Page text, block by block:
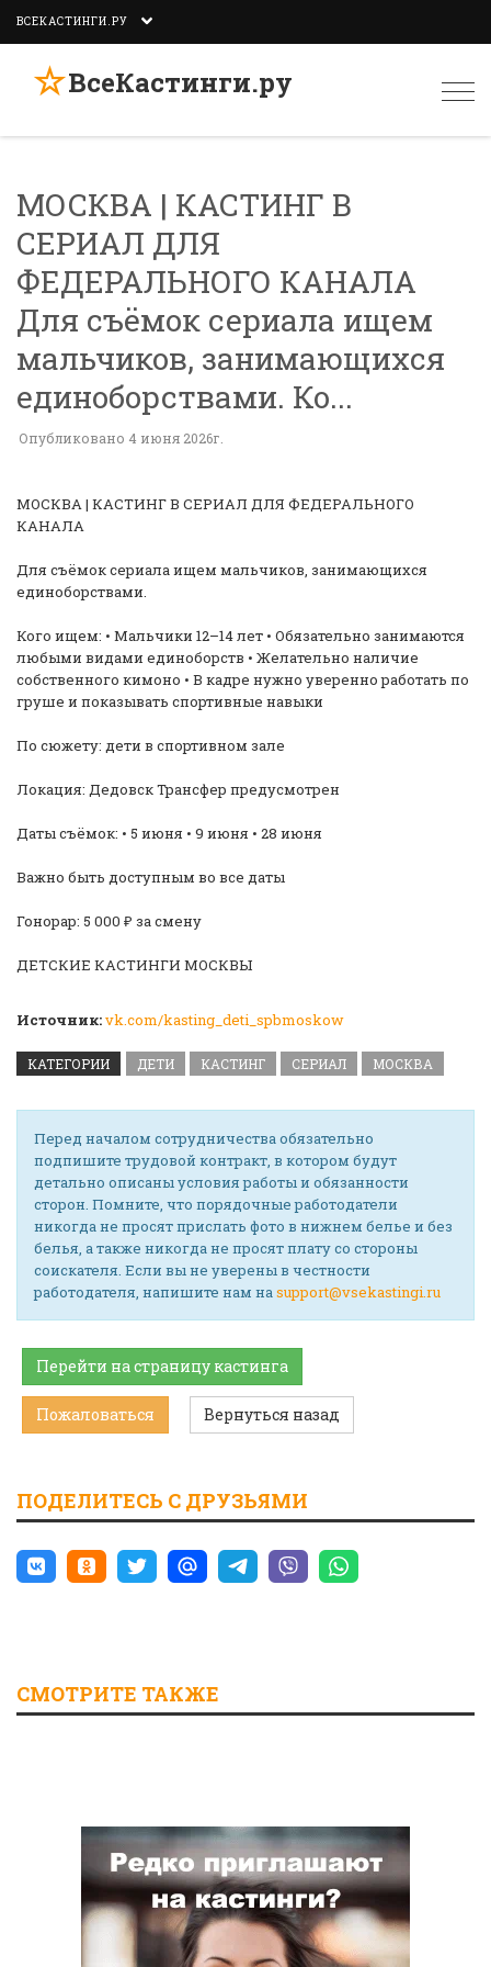
ВСЕКАСТИНГИ.РУ
☆ВсеКастинги.ру
МОСКВА | КАСТИНГ В
СЕРИАЛ ДЛЯ
ФЕДЕРАЛЬНОГО КАНАЛА
Для съёмок сериала ищем
мальчиков, занимающихся
единоборствами. Ко...
Опубликовано 4 июня 2026г.
МОСКВА | КАСТИНГ В СЕРИАЛ ДЛЯ ФЕДЕРАЛЬНОГО
КАНАЛА
Для съёмок сериала ищем мальчиков, занимающихся
единоборствами.
Кого ищем: • Мальчики 12–14 лет • Обязательно занимаются
любыми видами единоборств • Желательно наличие
собственного кимоно • В кадре нужно уверенно работать по
груше и показывать спортивные навыки
По сюжету: дети в спортивном зале
Локация: Дедовск Трансфер предусмотрен
Даты съёмок: • 5 июня • 9 июня • 28 июня
Важно быть доступным во все даты
Гонорар: 5 000 ₽ за смену
ДЕТСКИЕ КАСТИНГИ МОСКВЫ
Источник:vk.com/kasting_deti_spbmoskow
КАТЕГОРИИ ДЕТИ КАСТИНГ СЕРИАЛ МОСКВА
Перед началом сотрудничества обязательно
подпишите трудовой контракт, в котором будут
детально описаны условия работы и обязанности
сторон. Помните, что порядочные работодатели
никогда не просят прислать фото в нижнем белье и без
белья, а также никогда не просят плату со стороны
соискателя. Если вы не уверены в честности
работодателя, напишите нам наsupport@vsekastingi.ru
Перейти на страницу кастинга
Пожаловаться Вернуться назад
ПОДЕЛИТЕСЬ С ДРУЗЬЯМИ
СМОТРИТЕ ТАКЖЕ